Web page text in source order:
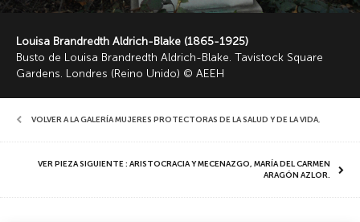
Louisa Brandredth Aldrich-Blake (1865-1925)
Busto de Louisa Brandredth Aldrich-Blake. Tavistock Square
Gardens. Londres (Reino Unido) © AEEH
VOLVER A LA GALERÍA MUJERES PROTECTORAS DE LA SALUD Y DE LA VIDA,
VER PIEZA SIGUIENTE : ARISTOCRACIA Y MECENAZGO, MARÍA DEL CARMEN
ARAGÓN AZLOR.